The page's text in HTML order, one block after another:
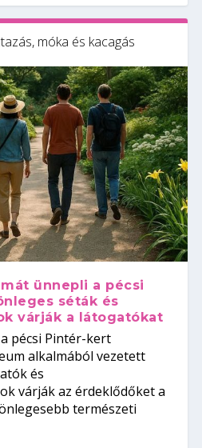
móka és kacagás
ünnepli a pécsi
séták és
várják a látogatókat
pécsi Pintér-kert
alkalmából vezetett
és
várják az érdeklődőket a
természeti